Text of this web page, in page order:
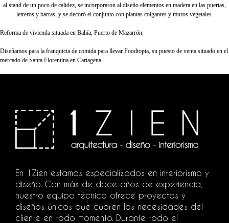
al stand de un poco de calidez, se incorporaron al diseño elementos en madera en las puertas,
letreros y barras, y se decoró el conjunto con plantas colgantes y muros vegetales.
Reforma de vivienda situada en Bahía, Puerto de Mazarrón.
Diseñamos para la franquicia de comida para llevar Foodtopia, su puesto de venta situado en el
mercado de Santa Florentina en Cartagena.
En 1Zien estamos especializados en interiorismo y
diseño. Con más de doce años de experiencia,
nuestro equipo técnico ofrece proyectos y
diseños únicos que cubren las necesidades del
cliente en todo momento. Durante todo el